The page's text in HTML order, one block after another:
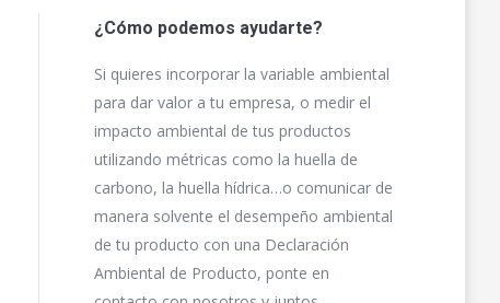
¿Cómo podemos ayudarte?
Si quieres incorporar la variable ambiental
para dar valor a tu empresa, o medir el
impacto ambiental de tus productos
utilizando métricas como la huella de
carbono, la huella hídrica…o comunicar de
manera solvente el desempeño ambiental
de tu producto con una Declaración
Ambiental de Producto, ponte en